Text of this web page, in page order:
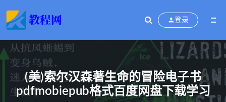
登录
(美)索尔汉森著生命的冒险电子书
pdfmobiepub格式百度网盘下载学习